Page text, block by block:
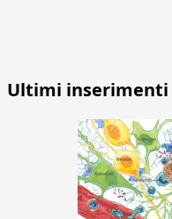
Ultimi inserimenti